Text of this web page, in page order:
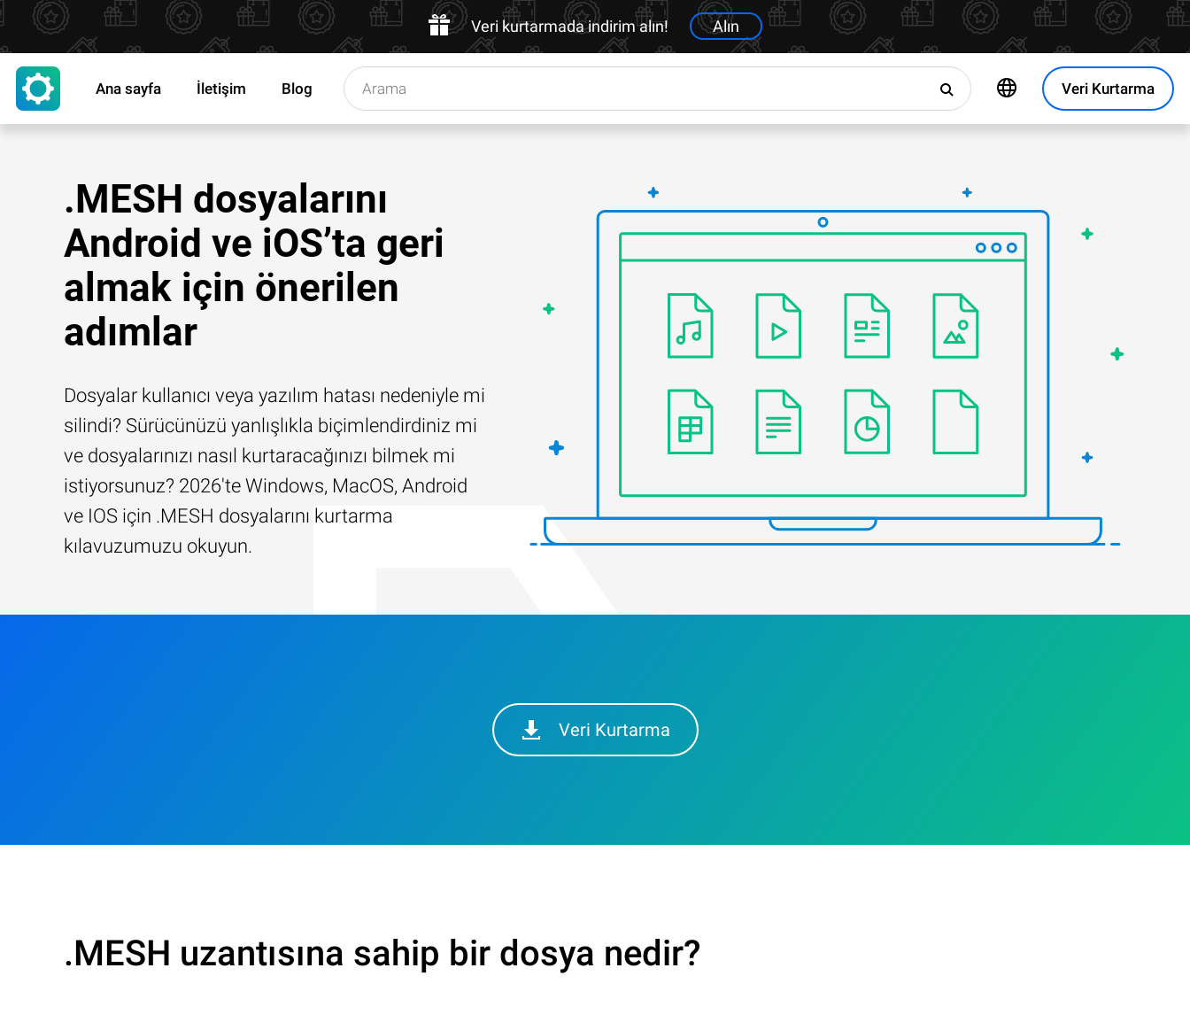
Veri kurtarmada indirim alın! Alın
Veri Kurtarma
Ana sayfa İletişim Blog
.MESH dosyalarını
Android ve iOS’ta geri
almak için önerilen
adımlar
Dosyalar kullanıcı veya yazılım hatası nedeniyle mi
silindi? Sürücünüzü yanlışlıkla biçimlendirdiniz mi
ve dosyalarınızı nasıl kurtaracağınızı bilmek mi
istiyorsunuz? 2026'te Windows, MacOS, Android
ve IOS için .MESH dosyalarını kurtarma
kılavuzumuzu okuyun.
Veri Kurtarma
.MESH uzantısına sahip bir dosya nedir?